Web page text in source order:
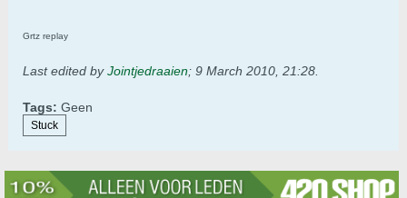
Grtz replay
Last edited byJointjedraaien; 9 March 2010, 21:28
Tags: Geen
Stuck